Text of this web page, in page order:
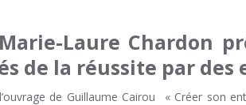
Laure Chardon
de la réussite par
de Guillaume Cairou « Créer son